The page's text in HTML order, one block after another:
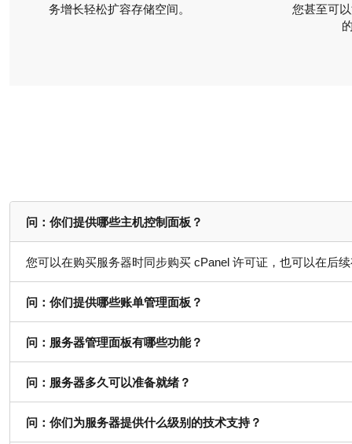
务增长轻松扩容存储空间。
您甚至可
问：你们提供哪些主机控制面板？
您可以在购买服务器时同步购买 cPanel 许可证，也可以在后
问：你们提供哪些账单管理面板？
问：服务器管理面板有哪些功能？
问：服务器多久可以准备就绪？
问：你们为服务器提供什么级别的技术支持？